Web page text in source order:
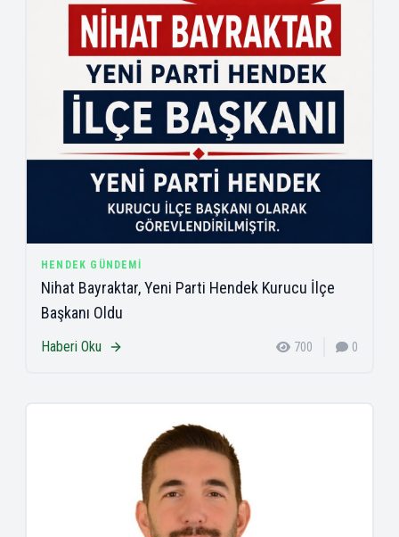
HENDEK GÜNDEMI
Nihat Bayraktar, Yeni Parti Hendek Kurucu İlçe
Başkanı Oldu
Haberi Oku 700 0